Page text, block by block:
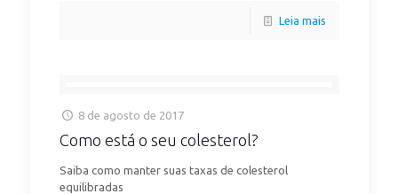
Leia mais
8 de agosto de 2017
Como está o seu colesterol?
Saiba como manter suas taxas de colesterol
equilibradas